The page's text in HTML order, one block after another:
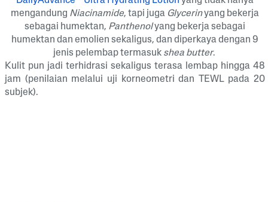
mengandung Niacinamide, tapi juga Glycerinyang bekerja
sebagai humektan, Panthenolyang bekerja sebagai
humektan dan emolien sekaligus, dan diperkaya dengan 9
jenis pelembap termasuk shea butter.
Kulit pun jadi terhidrasi sekaligus terasa lembap hingga 48
jam (penilaian melalui uji korneometri dan TEWL pada 20
subjek).